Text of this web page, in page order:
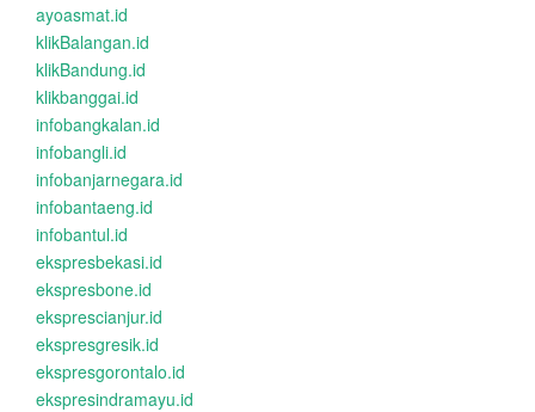
ayoasmat.id
klikBalangan.id
klikBandung.id
klikbanggai.id
infobangkalan.id
infobangli.id
infobanjarnegara.id
infobantaeng.id
infobantul.id
ekspresbekasi.id
ekspresbone.id
eksprescianjur.id
ekspresgresik.id
ekspresgorontalo.id
ekspresindramayu.id